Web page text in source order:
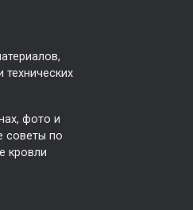
технических
фото и
советы по
кровли